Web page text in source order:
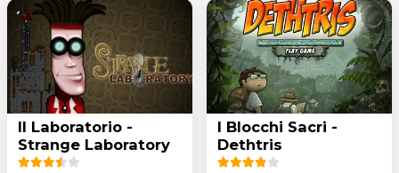
Il Laboratorio -
Strange Laboratory
I Blocchi Sacri -
Dethtris